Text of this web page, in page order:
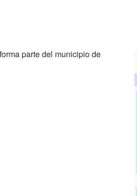
parte del municipio de